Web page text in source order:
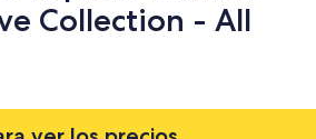
Collection - All